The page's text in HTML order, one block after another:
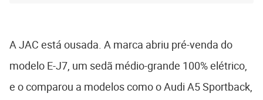
A JAC está ousada. A marca abriu pré-venda do
modelo E-J7, um sedã médio-grande 100% elétrico,
e o comparou a modelos como o Audi A5 Sportback,